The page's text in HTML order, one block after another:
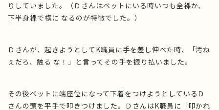
りしていました。（Ｄさんはベットにいる時いつも全裸か、
下半身裸で横に なるのが特徴でした。）
Ｄさんが、起きようとしてK職員に手を差し伸べた時、「汚ね
ぇだろ、触る な！」と言ってその手を振り払いました。
その後ベットに端座位になって下着をつけようとしているＤ
さんの頭を平手で叩きつけました。ＤさんはK職員に「叩かれ